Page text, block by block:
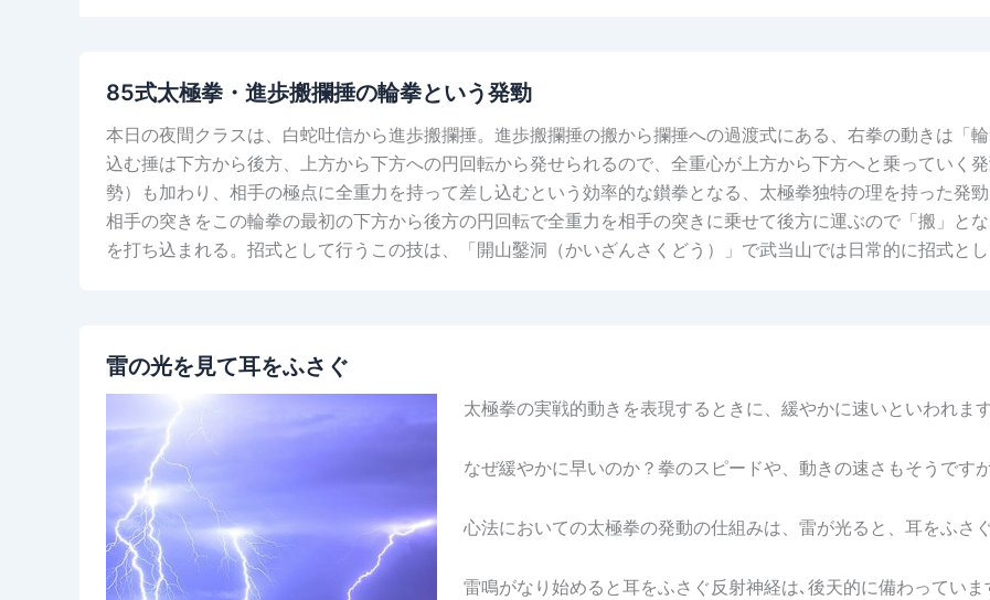
85式太極拳・進歩搬攔捶の輪拳という発勁
本日の夜間クラスは、白蛇吐信から進歩搬攔捶。進歩搬攔捶の搬から攔捶への過渡式にある、右拳の動きは「
込む捶は下方から後方、上方から下方への円回転から発せられるので、全重心が上方から下方へと乗っていく
勢）も加わり、相手の極点に全重力を持って差し込むという効率的な鑚拳となる、太極拳独特の理を持った発
相手の突きをこの輪拳の最初の下方から後方の円回転で全重力を相手の突きに乗せて後方に運ぶので「搬」と
を打ち込まれる。招式として行うこの技は、「開山鑿洞（かいざんさくどう）」で武当山では日常的に招式と
雷の光を見て耳をふさぐ
太極拳の実戦的動きを表現するときに、緩やかに速いといわれます
なぜ緩やかに早いのか？拳のスピードや、動きの速さもそうです
心法においての太極拳の発動の仕組みは、雷が光ると、耳をふさ
雷鳴がなり始めると耳をふさぐ反射神経は､後天的に備わっていま